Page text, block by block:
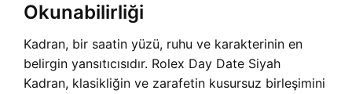
Okunabilirliği
Kadran, bir saatin yüzü, ruhu ve karakterinin en
belirgin yansıtıcısıdır. Rolex Day Date Siyah
Kadran, klasikliğin ve zarafetin kusursuz birleşimini